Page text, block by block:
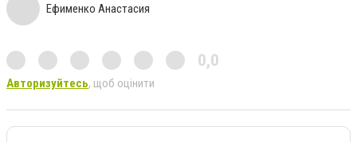
Ефименко Анастасия
0,0
Авторизуйтесь, щоб оцінити